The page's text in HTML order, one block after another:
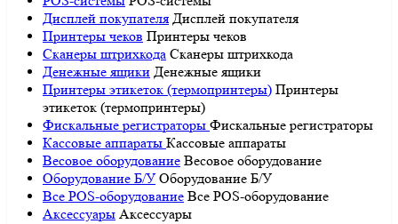
Дисплей покупателя Дисплей покупателя
Принтеры чеков Принтеры чеков
Сканеры штрихкода Сканеры штрихкода
Денежные ящики Денежные ящики
Принтеры этикеток (термопринтеры) Принтеры
этикеток (термопринтеры)
Фискальные регистраторы Фискальные регистраторы
Кассовые аппараты Кассовые аппараты
Весовое оборудование Весовое оборудование
Оборудование Б/У Оборудование Б/У
Все POS-оборудование Все POS-оборудование
Аксессуары Аксессуары